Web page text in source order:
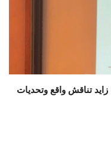
تناقش واقع وتحديات